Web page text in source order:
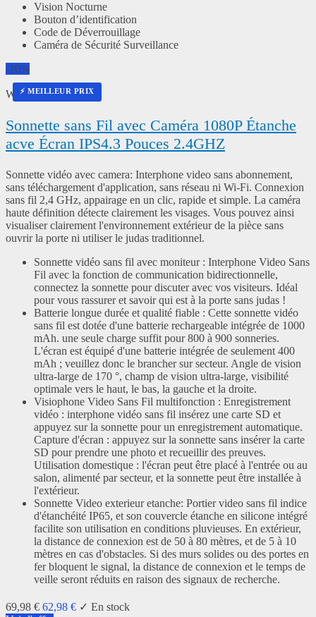
Vision Nocturne
Bouton d’identification
Code de Déverrouillage
Caméra de Sécurité Surveillance
-10%
⚡ MEILLEUR PRIX
Winnes
Sonnette sans Fil avec Caméra 1080P Étanche
acve Écran IPS4.3 Pouces 2.4GHZ
Sonnette vidéo avec camera: Interphone video sans abonnement,
sans téléchargement d'application, sans réseau ni Wi-Fi. Connexion
sans fil 2,4 GHz, appairage en un clic, rapide et simple. La caméra
haute définition détecte clairement les visages. Vous pouvez ainsi
visualiser clairement l'environnement extérieur de la pièce sans
ouvrir la porte ni utiliser le judas traditionnel.
Sonnette vidéo sans fil avec moniteur : Interphone Video Sans
Fil avec la fonction de communication bidirectionnelle,
connectez la sonnette pour discuter avec vos visiteurs. Idéal
pour vous rassurer et savoir qui est à la porte sans judas !
Batterie longue durée et qualité fiable : Cette sonnette vidéo
sans fil est dotée d'une batterie rechargeable intégrée de 1000
mAh. une seule charge suffit pour 800 à 900 sonneries.
L'écran est équipé d'une batterie intégrée de seulement 400
mAh ; veuillez donc le brancher sur secteur. Angle de vision
ultra-large de 170 °, champ de vision ultra-large, visibilité
optimale vers le haut, le bas, la gauche et la droite.
Visiophone Video Sans Fil multifonction : Enregistrement
vidéo : interphone vidéo sans fil insérez une carte SD et
appuyez sur la sonnette pour un enregistrement automatique.
Capture d'écran : appuyez sur la sonnette sans insérer la carte
SD pour prendre une photo et recueillir des preuves.
Utilisation domestique : l'écran peut être placé à l'entrée ou au
salon, alimenté par secteur, et la sonnette peut être installée à
l'extérieur.
Sonnette Video exterieur etanche: Portier video sans fil indice
d'étanchéité IP65, et son couvercle étanche en silicone intégré
facilite son utilisation en conditions pluvieuses. En extérieur,
la distance de connexion est de 50 à 80 mètres, et de 5 à 10
mètres en cas d'obstacles. Si des murs solides ou des portes en
fer bloquent le signal, la distance de connexion et le temps de
veille seront réduits en raison des signaux de recherche.
69,98 € 62,98 € ✓ En stock